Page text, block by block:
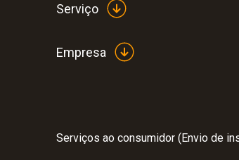
Serviço
Empresa
Serviços ao consumidor (Envio de